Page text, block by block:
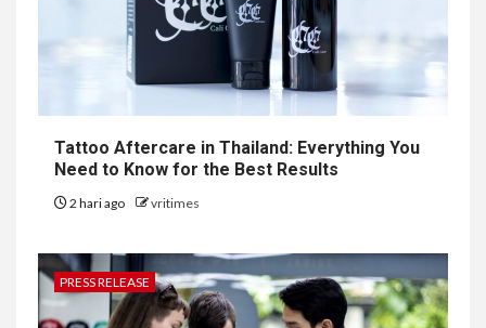
Tattoo Aftercare in Thailand: Everything You
Need to Know for the Best Results
2 hari ago vritimes
PRESS RELEASE